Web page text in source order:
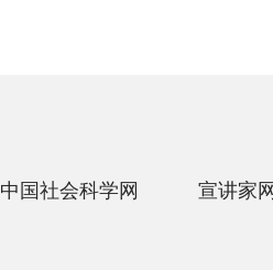
中国社会科学网 宣讲家